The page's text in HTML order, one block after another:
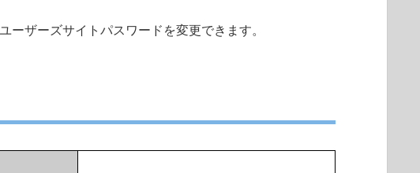
ザーズサイトパスワードを変更できます。